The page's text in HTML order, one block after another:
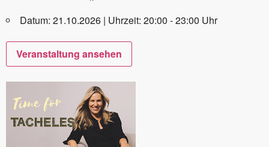
Datum: 21.10.2026 | Uhrzeit: 20:00 - 23:00 Uhr
Veranstaltung ansehen